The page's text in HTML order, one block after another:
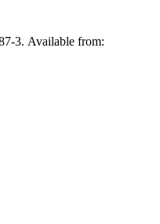
3. Available from: